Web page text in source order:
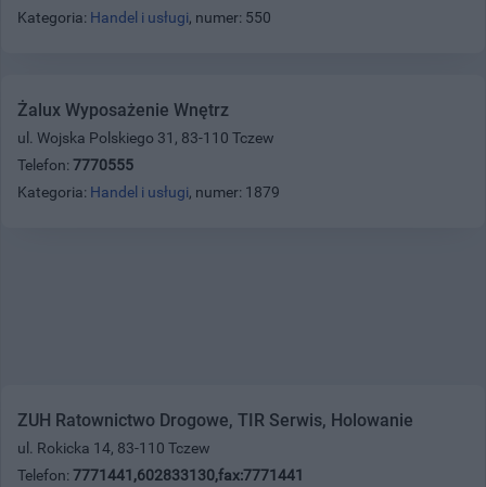
Kategoria: Handel i usługi, numer: 550
Żalux Wyposażenie Wnętrz
ul. Wojska Polskiego 31, 83-110 Tczew
Telefon: 7770555
Kategoria: Handel i usługi, numer: 1879
ZUH Ratownictwo Drogowe, TIR Serwis, Holowanie
ul. Rokicka 14, 83-110 Tczew
Telefon: 7771441,602833130,fax:7771441